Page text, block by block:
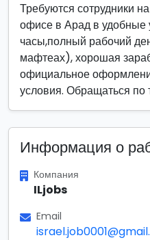
Требуются сотрудники
офисе в Арад в удобные
часы,полный рабочий
мафтеах), хорошая
официальное
условия. Обращаться по
Информация о
Компания
ILjobs
Email